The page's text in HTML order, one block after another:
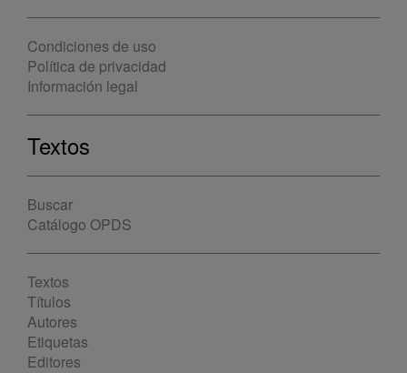
Condiciones de uso
Política de privacidad
Información legal
Textos
Buscar
Catálogo OPDS
Textos
Títulos
Autores
Etiquetas
Editores